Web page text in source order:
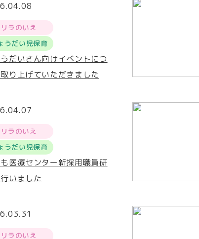
リラのいえ
うだい児保育
だいさん向けイベントにつ
り上げていただきました
リラのいえ
うだい児保育
医療センター新採用職員研
いました
リラのいえ